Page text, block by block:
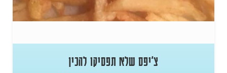
צ'יפס שלא תפסיקו להכין